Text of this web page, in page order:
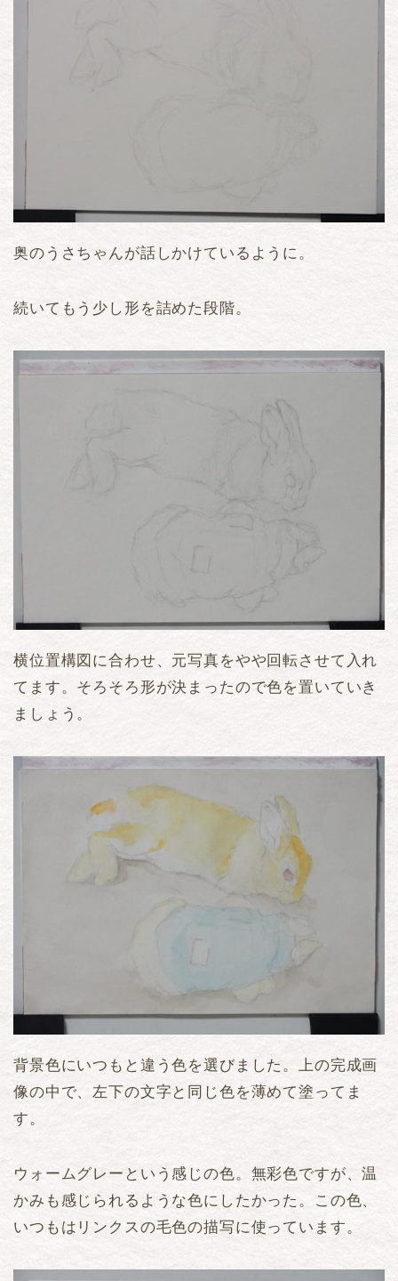
奥のうさちゃんが話しかけているように。
続いてもう少し形を詰めた段階。
横位置構図に合わせ、元写真をやや回転させて入れ
てます。そろそろ形が決まったので色を置いていき
ましょう。
背景色にいつもと違う色を選びました。上の完成画
像の中で、左下の文字と同じ色を薄めて塗ってま
す。
ウォームグレーという感じの色。無彩色ですが、温
かみも感じられるような色にしたかった。この色、
いつもはリンクスの毛色の描写に使っています。